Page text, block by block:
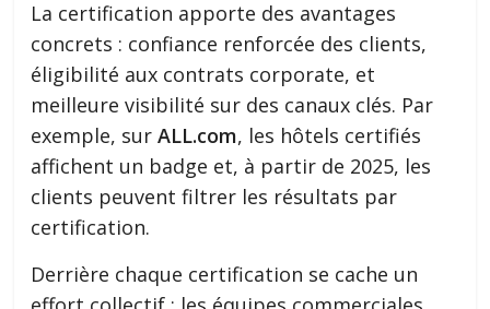
La certification apporte des avantages
concrets : confiance renforcée des clients,
éligibilité aux contrats corporate, et
meilleure visibilité sur des canaux clés. Par
exemple, surALL.com, les hôtels certifiés
affichent un badge et, à partir de 2025, les
clients peuvent filtrer les résultats par
certification.
Derrière chaque certification se cache un